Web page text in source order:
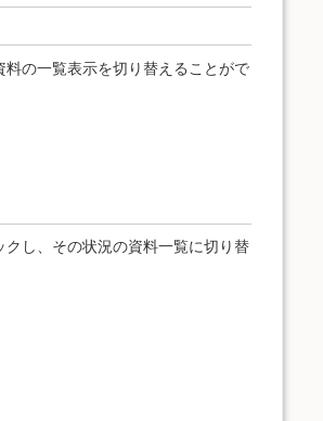
の一覧表示を切り替えることがで
し、その状況の資料一覧に切り替